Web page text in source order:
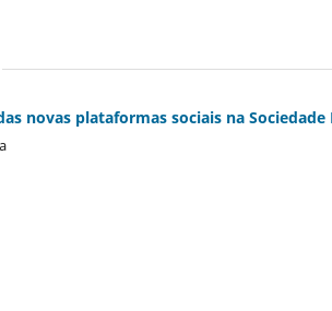
novas plataformas sociais na Sociedade